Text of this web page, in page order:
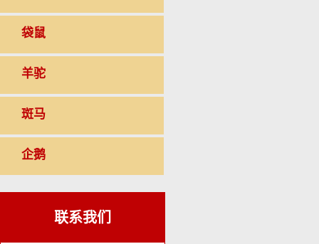
袋鼠
羊驼
斑马
企鹅
联系我们